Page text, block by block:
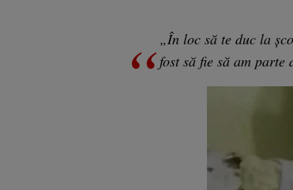
„În loc să te duc la
fost să fie să am